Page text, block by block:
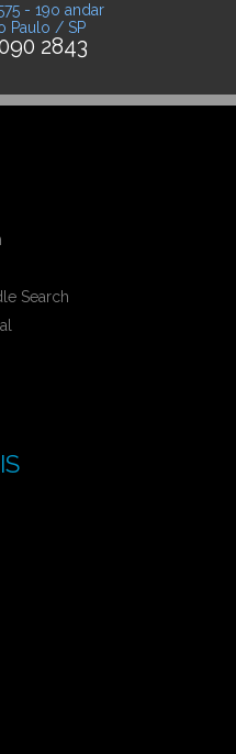
- 19o andar
Paulo / SP
2843
Search